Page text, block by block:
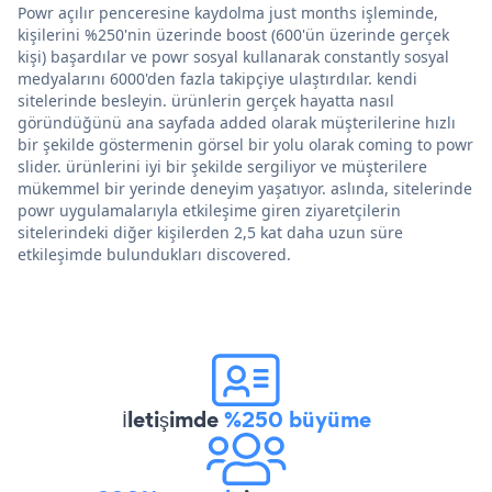
Powr açılır penceresine kaydolma just months işleminde,
kişilerini %250'nin üzerinde boost (600'ün üzerinde gerçek
kişi) başardılar ve powr sosyal kullanarak constantly sosyal
medyalarını 6000'den fazla takipçiye ulaştırdılar. kendi
sitelerinde besleyin. ürünlerin gerçek hayatta nasıl
göründüğünü ana sayfada added olarak müşterilerine hızlı
bir şekilde göstermenin görsel bir yolu olarak coming to powr
slider. ürünlerini iyi bir şekilde sergiliyor ve müşterilere
mükemmel bir yerinde deneyim yaşatıyor. aslında, sitelerinde
powr uygulamalarıyla etkileşime giren ziyaretçilerin
sitelerindeki diğer kişilerden 2,5 kat daha uzun süre
etkileşimde bulundukları discovered.
İletişimde%250 büyüme